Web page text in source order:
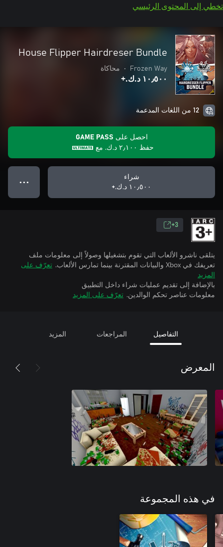
تخطي إلى المحتوى الرئيسي
House Flipper Hairdreser Bundle
Frozen Way
• محاكاة
١٠٫٥٠٠ د.ك.‏+
12 من اللغات المدعمة
احصل على GAME PASS
حفظ ٢٫١٠٠ د.ك.‏ مع
شراء
١٠٫٥٠٠ د.ك.‏+
● ● ●
3+
يتلقى ناشرو الألعاب التي تقوم بتشغيلها وصولاً إلى معلومات ملف
تعريفك في Xbox والبيانات المقترنة بينما تمارس الألعاب.
تعرّف على
المزيد
بالإضافة إلى تقديم عمليات شراء داخل التطبيق
معلومات عناصر تحكم الوالدين. تعرّف على المزيد
التفاصيل المراجعات المزيد
المعرض
في هذه المجموعة